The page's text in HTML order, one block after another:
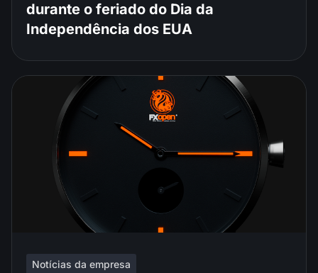
durante o feriado do Dia da
Independência dos EUA
Notícias da empresa